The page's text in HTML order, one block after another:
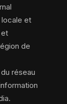
locale et
de
réseau